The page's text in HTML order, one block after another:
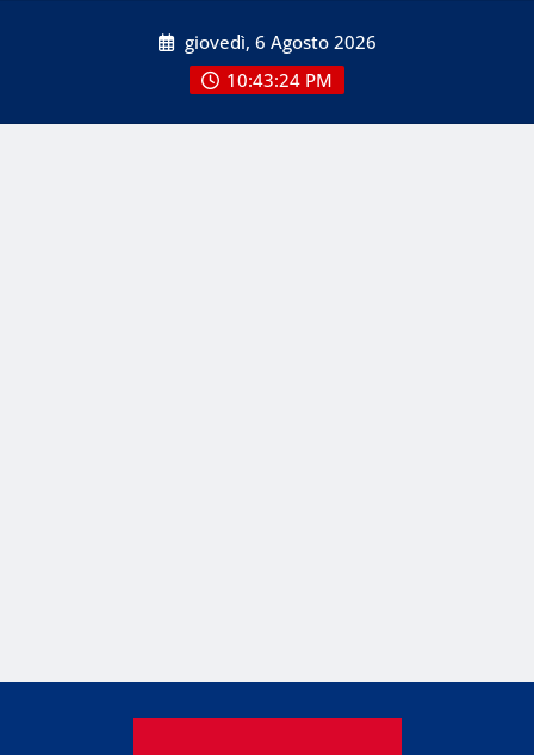
giovedì, 6 Agosto 2026
10:43:24 PM